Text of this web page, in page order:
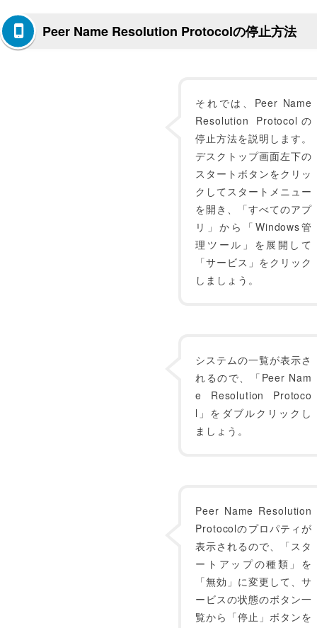
Peer Name Resolution Protocolの停止方法
それでは、Peer Name
Resolution Protocolの
停止方法を説明します。
デスクトップ画面左下の
スタートボタンをクリッ
クしてスタートメニュー
を開き、「すべてのアプ
リ」から「Windows管
理ツール」を展開して
「サービス」をクリック
しましょう。
システムの一覧が表示さ
れるので、「Peer Nam
e Resolution Protoco
l」をダブルクリックし
ましょう。
Peer Name Resolution
Protocolのプロパティが
表示されるので、「スタ
ートアップの種類」を
「無効」に変更して、サ
ービスの状態のボタン一
覧から「停止」ボタンを